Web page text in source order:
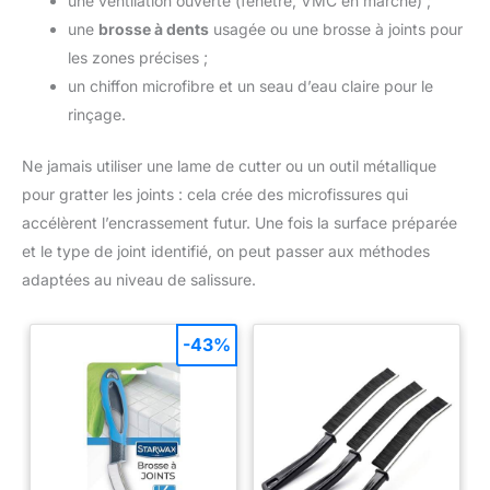
une brosse à dents usagée ou une brosse à joints pour
les zones précises ;
un chiffon microfibre et un seau d’eau claire pour le
rinçage.
Ne jamais utiliser une lame de cutter ou un outil métallique
pour gratter les joints : cela crée des microfissures qui
accélèrent l’encrassement futur. Une fois la surface préparée
et le type de joint identifié, on peut passer aux méthodes
adaptées au niveau de salissure.
-43%